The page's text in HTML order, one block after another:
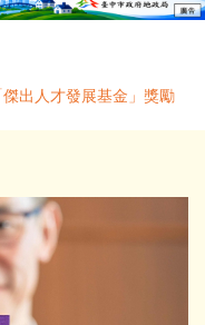
出人才發展基金」獎勵